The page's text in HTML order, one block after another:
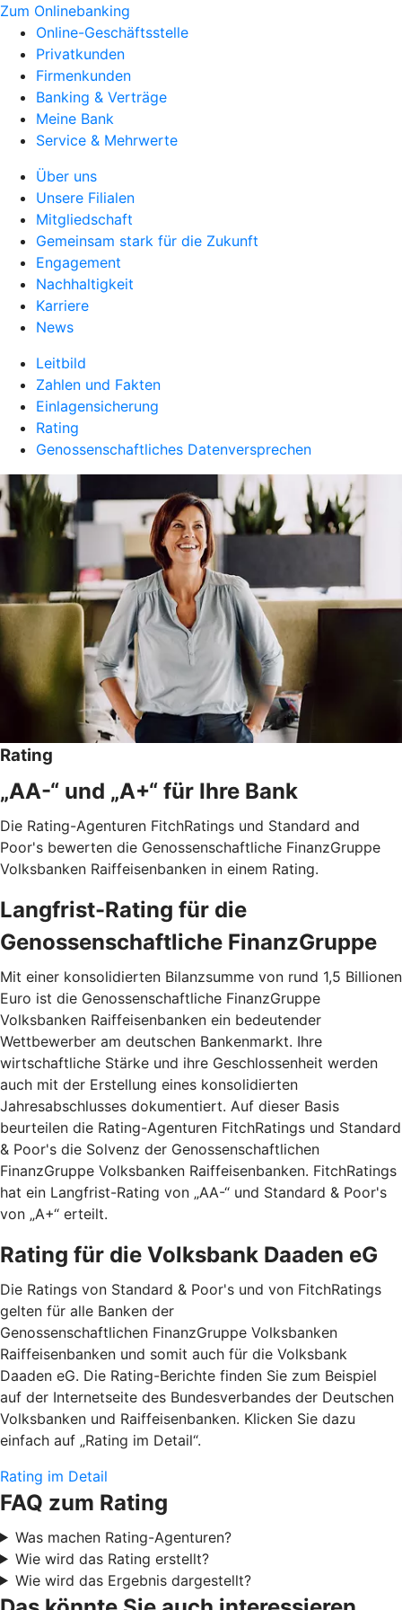
Zum Onlinebanking
Online-Geschäftsstelle
Privatkunden
Firmenkunden
Banking & Verträge
Meine Bank
Service & Mehrwerte
Über uns
Unsere Filialen
Mitgliedschaft
Gemeinsam stark für die Zukunft
Engagement
Nachhaltigkeit
Karriere
News
Leitbild
Zahlen und Fakten
Einlagensicherung
Rating
Genossenschaftliches Datenversprechen
Rating
„AA-“ und „A+“ für Ihre Bank
Die Rating-Agenturen FitchRatings und Standard and
Poor's bewerten die Genossenschaftliche FinanzGruppe
Volksbanken Raiffeisenbanken in einem Rating.
Langfrist-Rating für die
Genossenschaftliche FinanzGruppe
Mit einer konsolidierten Bilanzsumme von rund 1,5 Billionen
Euro ist die Genossenschaftliche FinanzGruppe
Volksbanken Raiffeisenbanken ein bedeutender
Wettbewerber am deutschen Bankenmarkt. Ihre
wirtschaftliche Stärke und ihre Geschlossenheit werden
auch mit der Erstellung eines konsolidierten
Jahresabschlusses dokumentiert. Auf dieser Basis
beurteilen die Rating-Agenturen FitchRatings und Standard
& Poor's die Solvenz der Genossenschaftlichen
FinanzGruppe Volksbanken Raiffeisenbanken. FitchRatings
hat ein Langfrist-Rating von „AA-“ und Standard & Poor's
von „A+“ erteilt.
Rating für die Volksbank Daaden eG
Die Ratings von Standard & Poor's und von FitchRatings
gelten für alle Banken der
Genossenschaftlichen FinanzGruppe Volksbanken
Raiffeisenbanken und somit auch für die Volksbank
Daaden eG. Die Rating-Berichte finden Sie zum Beispiel
auf der Internetseite des Bundesverbandes der Deutschen
Volksbanken und Raiffeisenbanken. Klicken Sie dazu
einfach auf „Rating im Detail“.
Rating im Detail
FAQ zum Rating
Was machen Rating-Agenturen?
Wie wird das Rating erstellt?
Wie wird das Ergebnis dargestellt?